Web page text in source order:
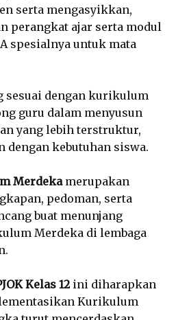
serta mengasyikkan,
perangkat ajar serta modul
spesialnya untuk mata
sesuai dengan kurikulum
guru dalam menyusun
yang lebih terstruktur,
dengan kebutuhan siswa.
Merdekamerupakan
pedoman, serta
buat menunjang
Merdeka di lembaga
Kelas 12ini diharapkan
Kurikulum